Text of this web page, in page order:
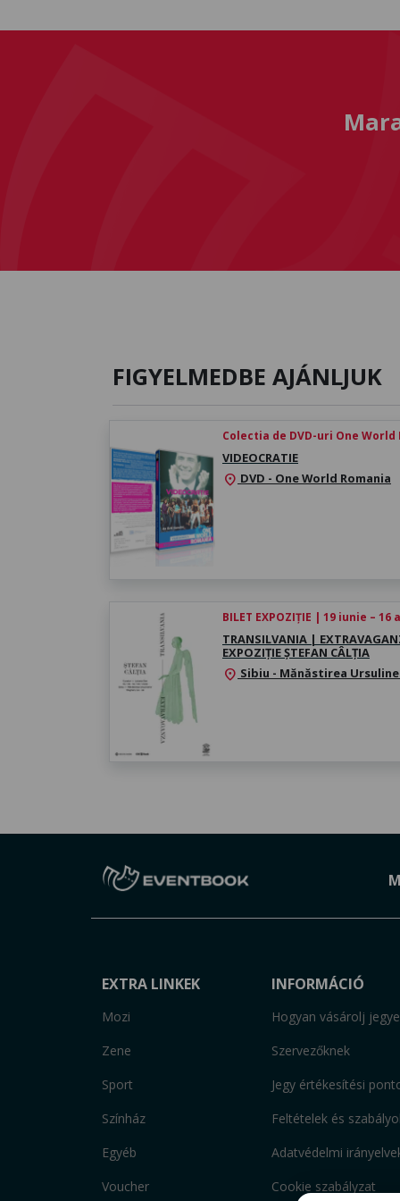
FIGYELMEDBE AJÁNLJUK
Colectia de DVD-uri One World
VIDEOCRATIE
location_on DVD - One World Romania
BILET EXPOZIȚIE | 19 iunie – 16
TRANSILVANIA |
EXPOZIȚIE ȘTEFAN CÂLȚIA
location_on Sibiu - Mănăstirea
EXTRA LINKEK
Mozi
Zene
Sport
Színház
Egyéb
Voucher
INFORMÁCIÓ
Hogyan vásárolj
Szervezőknek
Jegy értékesítési
Feltételek és
Adatvédelmi
Cookie szabályzat